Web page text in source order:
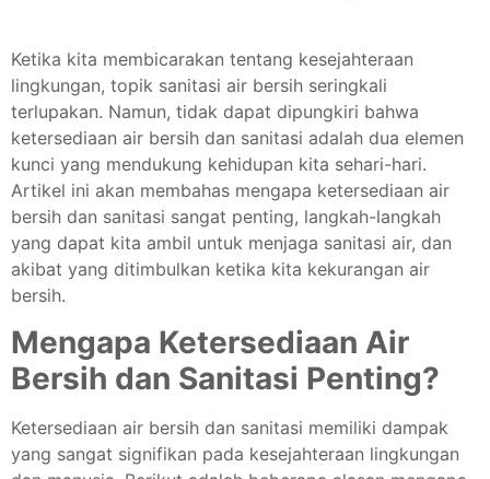
Ketika kita membicarakan tentang kesejahteraan
lingkungan, topik sanitasi air bersih seringkali
terlupakan. Namun, tidak dapat dipungkiri bahwa
ketersediaan air bersih dan sanitasi adalah dua elemen
kunci yang mendukung kehidupan kita sehari-hari.
Artikel ini akan membahas mengapa ketersediaan air
bersih dan sanitasi sangat penting, langkah-langkah
yang dapat kita ambil untuk menjaga sanitasi air, dan
akibat yang ditimbulkan ketika kita kekurangan air
bersih.
Mengapa Ketersediaan Air
Bersih dan Sanitasi Penting?
Ketersediaan air bersih dan sanitasi memiliki dampak
yang sangat signifikan pada kesejahteraan lingkungan